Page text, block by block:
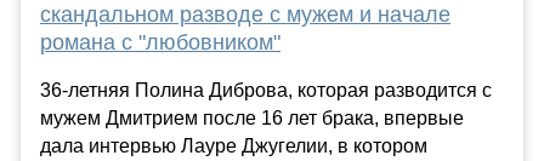
скандальном разводе с мужем и начале
романа с "любовником"
36-летняя Полина Диброва, которая разводится с
мужем Дмитрием после 16 лет брака, впервые
дала интервью Лауре Джугелии, в котором